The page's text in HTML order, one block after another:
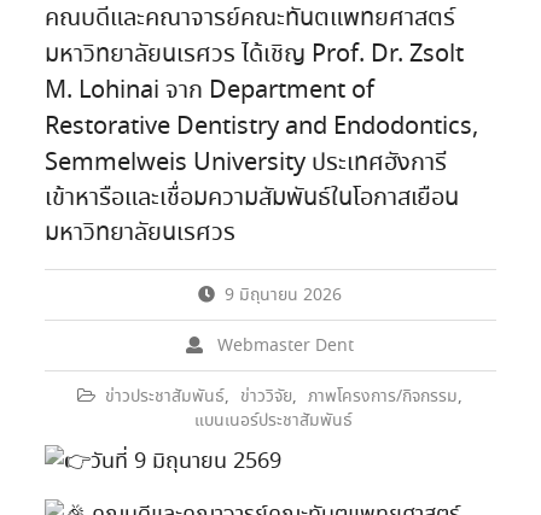
คณบดีและคณาจารย์คณะทันตแพทยศาสตร์
มหาวิทยาลัยนเรศวร ได้เชิญ Prof. Dr. Zsolt
M. Lohinai จาก Department of
Restorative Dentistry and Endodontics,
Semmelweis University ประเทศฮังการี
เข้าหารือและเชื่อมความสัมพันธ์ในโอกาสเยือน
มหาวิทยาลัยนเรศวร
9 มิถุนายน 2026
Webmaster Dent
ข่าวประชาสัมพันธ์, ข่าววิจัย, ภาพโครงการ/กิจกรรม,
แบนเนอร์ประชาสัมพันธ์
วันที่ 9 มิถุนายน 2569